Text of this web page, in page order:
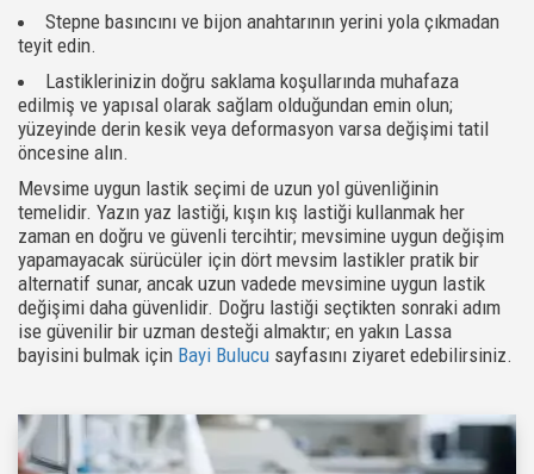
Stepne basıncını ve bijon anahtarının yerini yola çıkmadan
teyit edin.
Lastiklerinizin doğru saklama koşullarında muhafaza
edilmiş ve yapısal olarak sağlam olduğundan emin olun;
yüzeyinde derin kesik veya deformasyon varsa değişimi tatil
öncesine alın.
Mevsime uygun lastik seçimi de uzun yol güvenliğinin
temelidir. Yazın yaz lastiği, kışın kış lastiği kullanmak her
zaman en doğru ve güvenli tercihtir; mevsimine uygun değişim
yapamayacak sürücüler için dört mevsim lastikler pratik bir
alternatif sunar, ancak uzun vadede mevsimine uygun lastik
değişimi daha güvenlidir. Doğru lastiği seçtikten sonraki adım
ise güvenilir bir uzman desteği almaktır; en yakın Lassa
bayisini bulmak için Bayi Bulucu sayfasını ziyaret edebilirsiniz.